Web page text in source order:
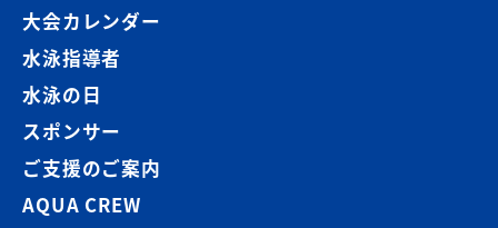
大会カレンダー
水泳指導者
水泳の日
スポンサー
ご支援のご案内
AQUA CREW